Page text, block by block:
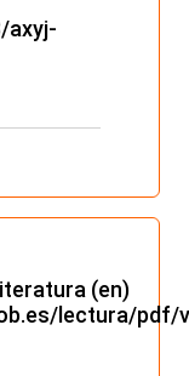
axyj-
(en)
lectura/pdf/